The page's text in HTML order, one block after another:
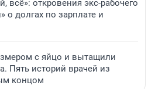
всё»: откровения экс-рабочего
о долгах по зарплате и
с яйцо и вытащили
Пять историй врачей из
концом